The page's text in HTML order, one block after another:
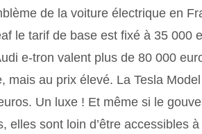
de la voiture électrique en
le tarif de base est fixé à 35 000
e-tron valent plus de 80 000
mais au prix élevé. La Tesla
Un luxe ! Et même si le
elles sont loin d’être accessibles à